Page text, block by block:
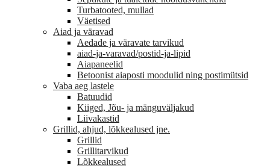
Turbatooted, mullad
Väetised
Aiad ja väravad
Aedade ja väravate tarvikud
aiad-ja-varavad/postid-ja-lipid
Aiapaneelid
Betoonist aiaposti moodulid ning postimütsid
Vaba aeg lastele
Batuudid
Kiiged, Jõu- ja mänguväljakud
Liivakastid
Grillid, ahjud, lõkkealused jne.
Grillid
Grillitarvikud
Lõkkealused